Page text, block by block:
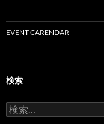
EVENT CARENDAR
検索
検
索